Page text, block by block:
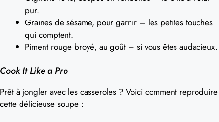
pur.
Graines de sésame, pour garnir – les petites touches
qui comptent.
Piment rouge broyé, au goût – si vous êtes audacieux.
Cook It Like a Pro
Prêt à jongler avec les casseroles ? Voici comment reproduire
cette délicieuse soupe :